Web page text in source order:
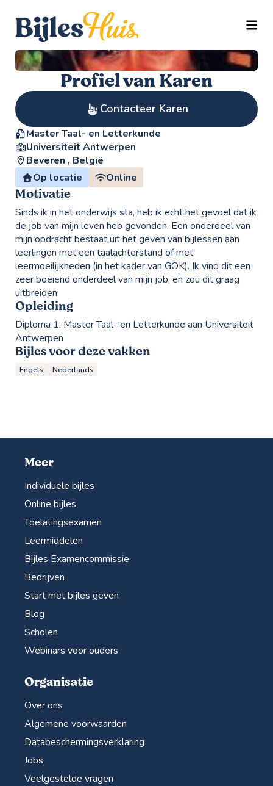
Profiel van Karen
Contacteer Karen
Master Taal- en Letterkunde
Universiteit Antwerpen
Beveren , België
Op locatie
Online
Motivatie
Sinds ik in het onderwijs sta, heb ik echt het gevoel dat ik
de job van mijn leven heb gevonden. Een onderdeel van
mijn opdracht bestaat uit het geven van bijlessen aan
leerlingen met een taalachterstand of met
leermoeilijkheden (in het kader van GOK). Ik vind dit een
zeer boeiend onderdeel van mijn job, en zou dit graag
uitbreiden.
Opleiding
Diploma 1: Master Taal- en Letterkunde aan Universiteit
Antwerpen
Bijles voor deze vakken
Engels Nederlands
Meer
Individuele bijles
Online bijles
Toelatingsexamen
Leermiddelen
Bijles Examencommissie
Bedrijven
Start met bijles geven
Blog
Scholen
Webinars voor ouders
Organisatie
Over ons
Algemene voorwaarden
Databeschermingsverklaring
Jobs
Veelgestelde vragen